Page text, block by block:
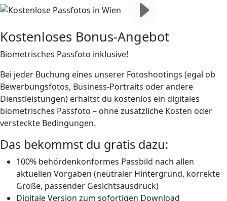
Kostenloses Bonus-Angebot
Biometrisches Passfoto inklusive!
Bei jeder Buchung eines unserer Fotoshootings (egal ob
Bewerbungsfotos, Business-Portraits oder andere
Dienstleistungen) erhältst du kostenlos ein digitales
biometrisches Passfoto – ohne zusätzliche Kosten oder
versteckte Bedingungen.
Das bekommst du gratis dazu:
100% behördenkonformes Passbild nach allen
aktuellen Vorgaben (neutraler Hintergrund, korrekte
Größe, passender Gesichtsausdruck)
Digitale Version zum sofortigen Download